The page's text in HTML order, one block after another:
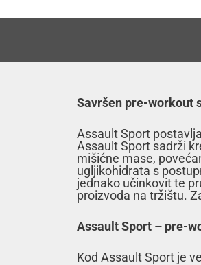
Savršen pre-workout
Assault Sport
Assault Sport sadrži
mišićne mase,
ugljikohidrata s
jednako učinkovit te
proizvoda na tržištu.
Assault Sport – pre-
Kod Assault Sport je